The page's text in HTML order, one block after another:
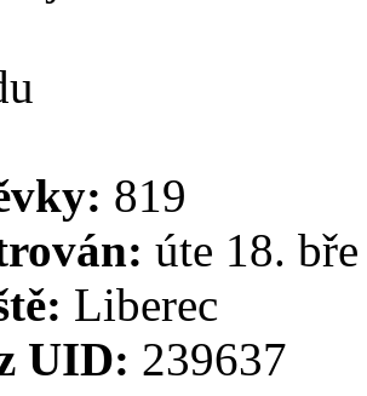
819
úte 18.
Liberec
UID: 239637